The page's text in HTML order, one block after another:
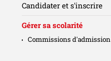
Candidater et s'inscrire
Gérer sa scolarité
Commissions d'admission